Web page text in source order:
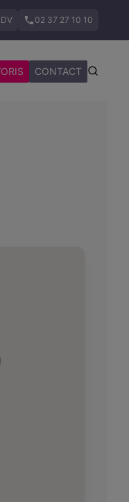
02 37 27 10 10
CONTACT